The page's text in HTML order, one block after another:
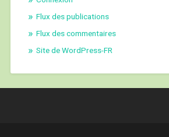
Flux des publications
Flux des commentaires
Site de WordPress-FR